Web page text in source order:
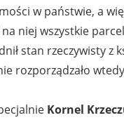
w państwie, a
niej wszystkie
stan rzeczywisty
rozporządzało
Kornel